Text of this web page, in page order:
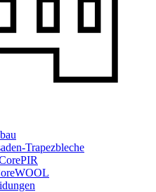
Trapezbleche